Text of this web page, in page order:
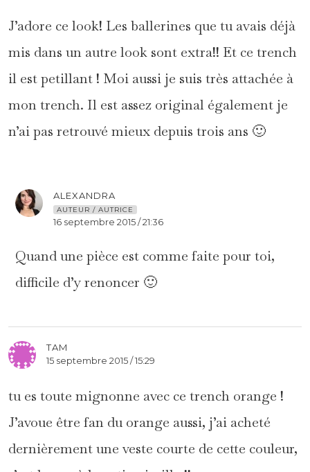
J’adore ce look! Les ballerines que tu avais déjà
mis dans un autre look sont extra!! Et ce trench
il est petillant ! Moi aussi je suis très attachée à
mon trench. Il est assez original également je
n’ai pas retrouvé mieux depuis trois ans 🙂
ALEXANDRA
AUTEUR / AUTRICE
16 septembre 2015 / 21:36
Quand une pièce est comme faite pour toi,
difficile d’y renoncer 🙂
TAM
15 septembre 2015 / 15:29
tu es toute mignonne avec ce trench orange !
J’avoue être fan du orange aussi, j’ai acheté
dernièrement une veste courte de cette couleur,